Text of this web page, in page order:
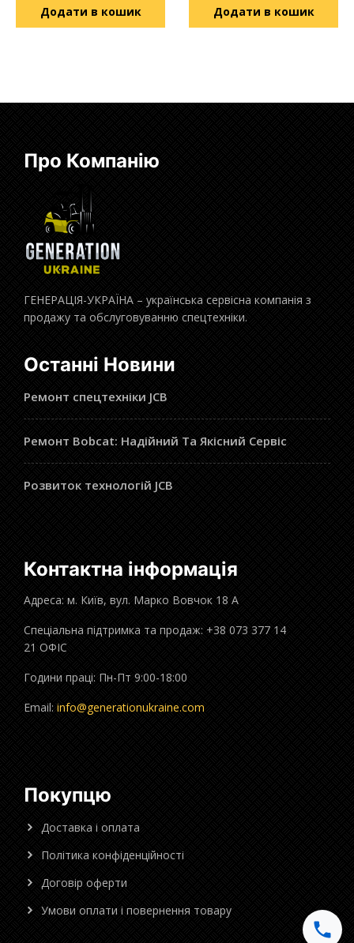
Додати в кошик Додати в кошик
Про Компанію
ГЕНЕРАЦІЯ-УКРАЇНА – українська сервісна компанія з
продажу та обслуговуванню спецтехніки.
Останні Новини
Ремонт спецтехніки JCB
Ремонт Bobcat: Надійний Та Якісний Сервіс
Розвиток технологій JCB
Контактна інформація
Адреса: м. Київ, вул. Марко Вовчок 18 А
Спеціальна підтримка та продаж: +38 073 377 14
21 ОФІС
Години праці: Пн-Пт 9:00-18:00
Email: info@generationukraine.com
Покупцю
Доставка і оплата
Політика конфіденційності
Договір оферти
Умови оплати і повернення товару